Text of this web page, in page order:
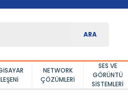
ARA
NETWORK
ÇÖZÜMLERI
SES VE
GÖRÜNTÜ
SISTEMLERI